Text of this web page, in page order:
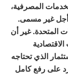
المصرفية،
أجل غير مسمى.
المتحدة. غير أن
الذي تحتاجه
على رفع كامل